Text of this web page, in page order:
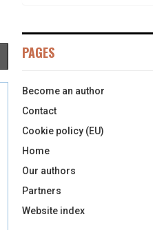
PAGES
Become an author
Contact
Cookie policy (EU)
Home
Our authors
Partners
Website index